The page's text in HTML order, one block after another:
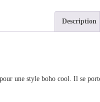
Description
une style boho cool. Il se